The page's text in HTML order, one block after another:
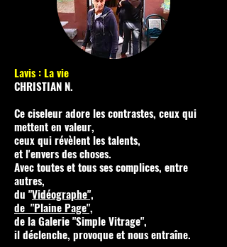
Lavis : La vie
CHRISTIAN N.
Ce ciseleur adore les contrastes, ceux qui
mettent en valeur,
ceux qui révèlent les talents,
et l'envers des choses.
Avec toutes et tous ses complices, entre
autres,
du "Vidéographe",
de "Plaine Page",
de la Galerie "Simple Vitrage",
il déclenche, provoque et nous entraîne.